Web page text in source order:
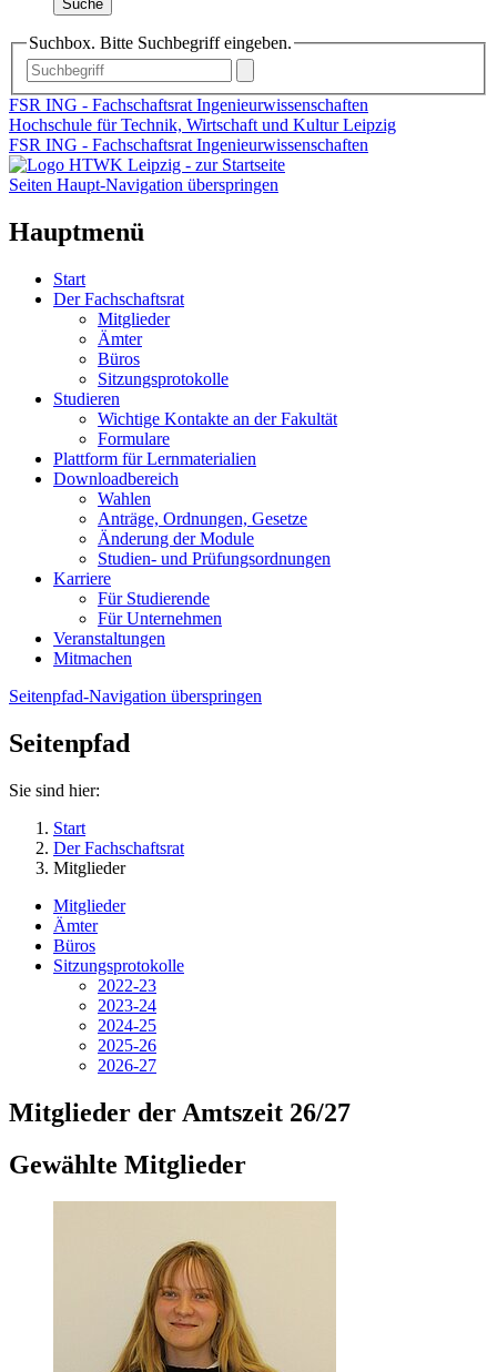
Suche
Suchbox. Bitte Suchbegriff eingeben.
FSR ING - Fachschaftsrat Ingenieurwissenschaften
Hochschule für Technik, Wirtschaft und Kultur Leipzig
FSR ING - Fachschaftsrat Ingenieurwissenschaften
Seiten Haupt-Navigation überspringen
Hauptmenü
Start
Der Fachschaftsrat
Mitglieder
Ämter
Büros
Sitzungsprotokolle
Studieren
Wichtige Kontakte an der Fakultät
Formulare
Plattform für Lernmaterialien
Downloadbereich
Wahlen
Anträge, Ordnungen, Gesetze
Änderung der Module
Studien- und Prüfungsordnungen
Karriere
Für Studierende
Für Unternehmen
Veranstaltungen
Mitmachen
Seitenpfad-Navigation überspringen
Seitenpfad
Sie sind hier:
Start
Der Fachschaftsrat
Mitglieder
Mitglieder
Ämter
Büros
Sitzungsprotokolle
2022-23
2023-24
2024-25
2025-26
2026-27
Mitglieder der Amtszeit 26/27
Gewählte Mitglieder